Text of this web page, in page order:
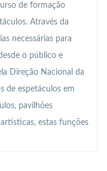
de formação
Através da
necessárias para
o público e
Direção Nacional da
de espetáculos em
pavilhões
estas funções